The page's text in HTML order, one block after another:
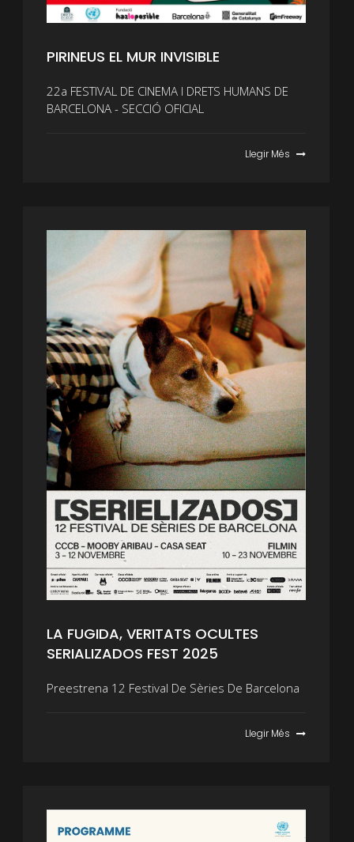
PIRINEUS EL MUR INVISIBLE
22a FESTIVAL DE CINEMA I DRETS HUMANS DE
BARCELONA - SECCIÓ OFICIAL
Llegir Més 
LA FUGIDA, VERITATS OCULTES
SERIALIZADOS FEST 2025
Preestrena 12 Festival De Sèries De Barcelona
Llegir Més 